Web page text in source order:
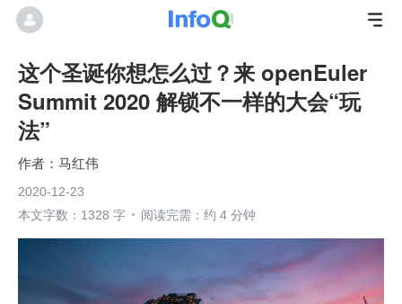
这个圣诞你想怎么过？来 openEuler
Summit 2020 解锁不一样的大会“玩
法”
马红伟
2020-12-23
本文字数：1328 字
阅读完需：约 4 分钟